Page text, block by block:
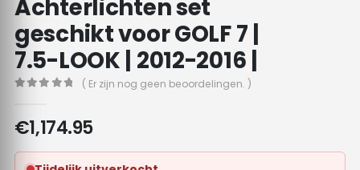
Achterlichten set
geschikt voor GOLF 7 |
7.5-LOOK | 2012-2016 |
( Er zijn nog geen beoordelingen. )
€1,174.95